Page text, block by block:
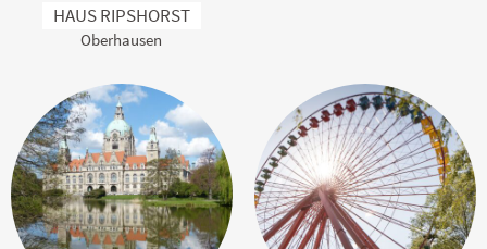
HAUS RIPSHORST
Oberhausen